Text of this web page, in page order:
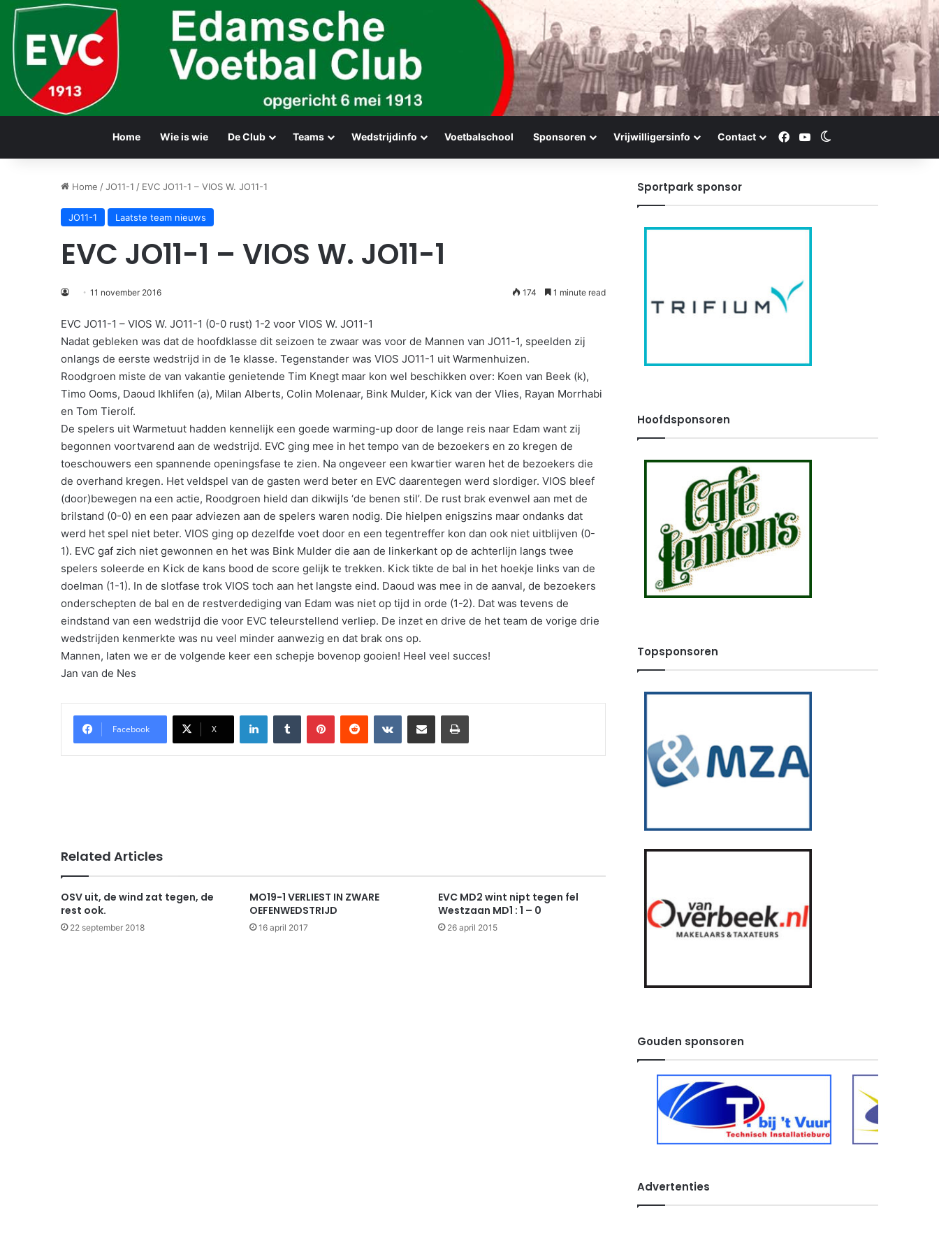
Home Wie is wie De Club Teams Wedstrijdinfo Voetbalschool Sponsoren Vrijwilligersinfo Contact Facebook
YouTube
Home /JO11-1 / EVC JO11-1 – VIOS W. JO11-1
JO11-1 Laatste team nieuws
EVC JO11-1 – VIOS W. JO11-1
11 november 2016 174 1 minute read
EVC JO11-1 – VIOS W. JO11-1 (0-0 rust) 1-2 voor VIOS W. JO11-1
Nadat gebleken was dat de hoofdklasse dit seizoen te zwaar was voor de Mannen van JO11-1, speelden zij
onlangs de eerste wedstrijd in de 1e klasse. Tegenstander was VIOS JO11-1 uit Warmenhuizen.
Roodgroen miste de van vakantie genietende Tim Knegt maar kon wel beschikken over: Koen van Beek (k),
Timo Ooms, Daoud Ikhlifen (a), Milan Alberts, Colin Molenaar, Bink Mulder, Kick van der Vlies, Rayan Morrhabi
en Tom Tierolf.
De spelers uit Warmetuut hadden kennelijk een goede warming-up door de lange reis naar Edam want zij
begonnen voortvarend aan de wedstrijd. EVC ging mee in het tempo van de bezoekers en zo kregen de
toeschouwers een spannende openingsfase te zien. Na ongeveer een kwartier waren het de bezoekers die
de overhand kregen. Het veldspel van de gasten werd beter en EVC daarentegen werd slordiger. VIOS bleef
(door)bewegen na een actie, Roodgroen hield dan dikwijls ‘de benen stil’. De rust brak evenwel aan met de
brilstand (0-0) en een paar adviezen aan de spelers waren nodig. Die hielpen enigszins maar ondanks dat
werd het spel niet beter. VIOS ging op dezelfde voet door en een tegentreffer kon dan ook niet uitblijven (0-
1). EVC gaf zich niet gewonnen en het was Bink Mulder die aan de linkerkant op de achterlijn langs twee
spelers soleerde en Kick de kans bood de score gelijk te trekken. Kick tikte de bal in het hoekje links van de
doelman (1-1). In de slotfase trok VIOS toch aan het langste eind. Daoud was mee in de aanval, de bezoekers
onderschepten de bal en de restverdediging van Edam was niet op tijd in orde (1-2). Dat was tevens de
eindstand van een wedstrijd die voor EVC teleurstellend verliep. De inzet en drive de het team de vorige drie
wedstrijden kenmerkte was nu veel minder aanwezig en dat brak ons op.
Mannen, laten we er de volgende keer een schepje bovenop gooien! Heel veel succes!
Jan van de Nes
Facebook X
LinkedInTumblr PinterestReddit VKontakteShare via Email Print
Related Articles
OSV uit, de wind zat tegen, de
rest ook.
22 september 2018
MO19-1 VERLIEST IN ZWARE
OEFENWEDSTRIJD
16 april 2017
EVC MD2 wint nipt tegen fel
Westzaan MD1 : 1 – 0
26 april 2015
Sportpark sponsor
Hoofdsponsoren
Topsponsoren
Gouden sponsoren
Advertenties